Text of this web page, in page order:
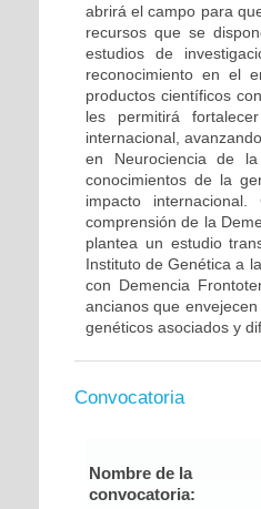
abrirá el campo para
recursos que se
estudios de
reconocimiento en el
productos científicos
les permitirá
internacional,
en Neurociencia de
conocimientos de la
impacto
comprensión de la
plantea un estudio
Instituto de Genética a
con Demencia
ancianos que
genéticos asociados y
Convocatoria
Nombre de la
convocatoria: